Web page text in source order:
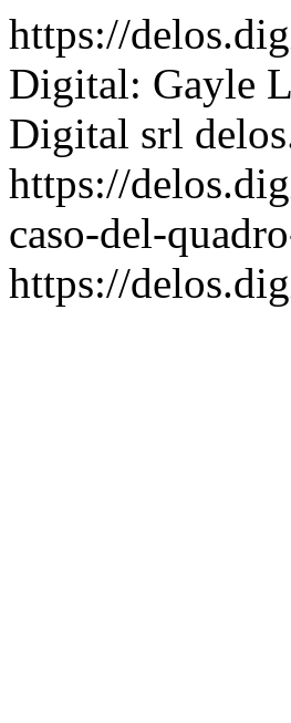
https://
Digital: Gayle
Digital srl
https://
caso-del-
https://